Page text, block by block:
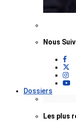
Nous
Dossiers
Les plus